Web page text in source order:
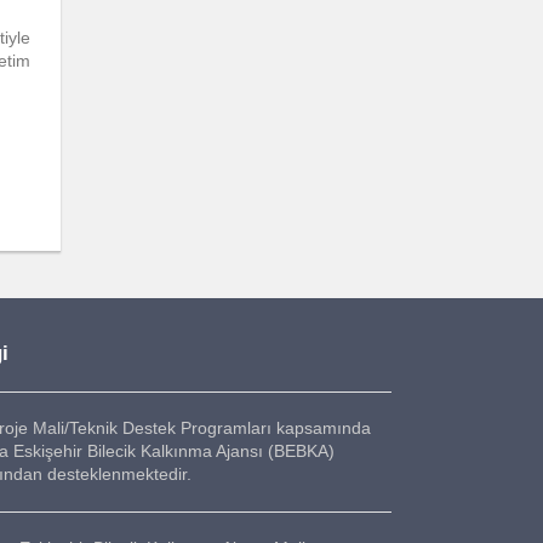
Mali/Teknik Destek Programları kapsamında
Eskişehir Bilecik Kalkınma Ajansı (BEBKA)
desteklenmektedir.